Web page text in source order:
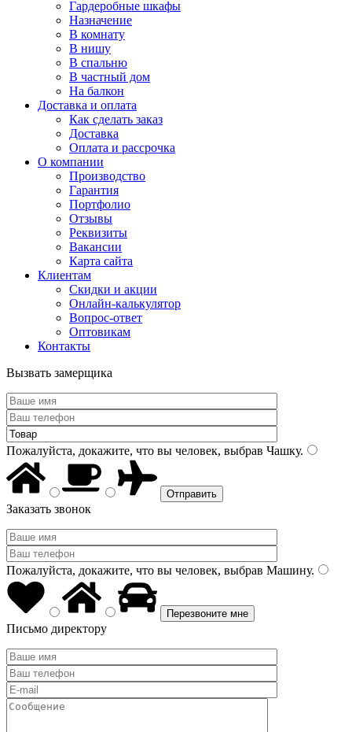
Гардеробные шкафы
Назначение
В комнату
В нишу
В спальню
В частный дом
На балкон
Доставка и оплата
Как сделать заказ
Доставка
Оплата и рассрочка
О компании
Производство
Гарантия
Портфолио
Отзывы
Реквизиты
Вакансии
Карта сайта
Клиентам
Скидки и акции
Онлайн-калькулятор
Вопрос-ответ
Оптовикам
Контакты
Вызвать замерщика
Пожалуйста, докажите, что вы человек, выбрав Чашку.
Заказать звонок
Пожалуйста, докажите, что вы человек, выбрав Машину.
Письмо директору